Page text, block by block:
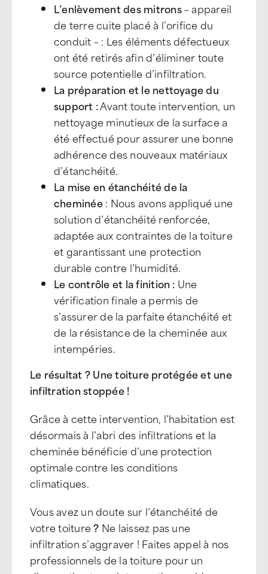
L’enlèvement des mitrons– appareil
de terre cuite placé à l’orifice du
conduit – : Les éléments défectueux
ont été retirés afin d’éliminer toute
source potentielle d’infiltration.
La préparation et le nettoyage du
support :Avant toute intervention, un
nettoyage minutieux de la surface a
été effectué pour assurer une bonne
adhérence des nouveaux matériaux
d’étanchéité.
La mise en étanchéité de la
cheminée: Nous avons appliqué une
solution d’étanchéité renforcée,
adaptée aux contraintes de la toiture
et garantissant une protection
durable contre l’humidité.
Le contrôle et la finition : Une
vérification finale a permis de
s’assurer de la parfaite étanchéité et
de la résistance de la cheminée aux
intempéries.
Le résultat ? Une toiture protégée et une
infiltration stoppée !
Grâce à cette intervention, l’habitation est
désormais à l’abri des infiltrations et la
cheminée bénéficie d’une protection
optimale contre les conditions
climatiques.
Vous avez un doute sur l’étanchéité de
votre toiture? Ne laissez pas une
infiltration s’aggraver ! Faites appel à nos
professionnels de la toiture pour un